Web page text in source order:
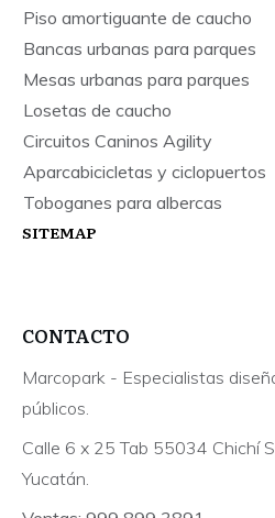
Piso amortiguante de caucho
Bancas urbanas para parques
Mesas urbanas para parques
Losetas de caucho
Circuitos Caninos Agility
Aparcabicicletas y ciclopuertos
Toboganes para albercas
SITEMAP
CONTACTO
Marcopark - Especialistas
públicos.
Calle 6 x 25 Tab 55034 Chichí
Yucatán.